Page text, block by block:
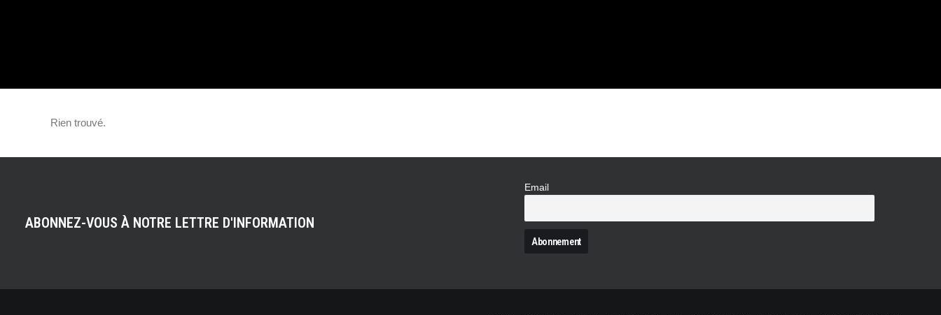
ÉDITION !
Rien trouvé.
ABONNEZ-VOUS À NOTRE LETTRE D'INFORMATION
Email